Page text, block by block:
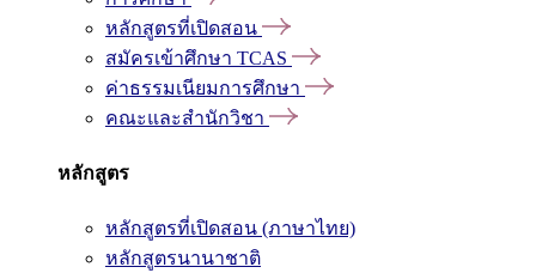
หลักสูตรที่เปิดสอน
สมัครเข้าศึกษา TCAS
ค่าธรรมเนียมการศึกษา
คณะและสำนักวิชา
หลักสูตร
หลักสูตรที่เปิดสอน (ภาษาไทย)
หลักสูตรนานาชาติ